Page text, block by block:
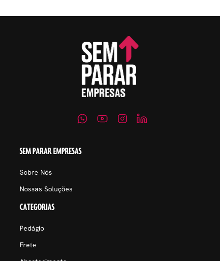
SEM PARAR EMPRESAS
Sobre Nós
Nossas Soluções
CATEGORIAS
Pedágio
Frete